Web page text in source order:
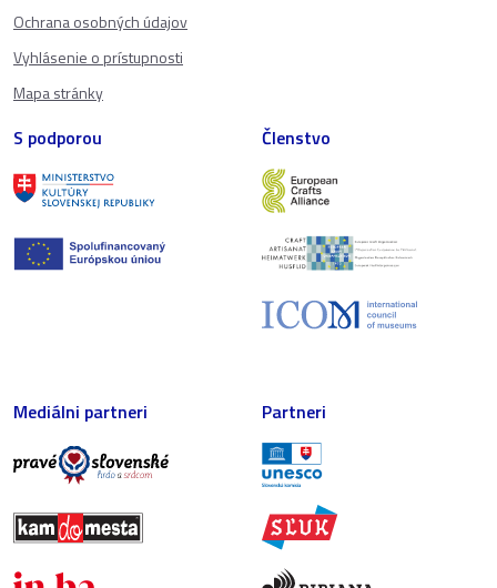
Ochrana osobných údajov
Vyhlásenie o prístupnosti
Mapa stránky
S podporou Členstvo
Mediálni partneri Partneri